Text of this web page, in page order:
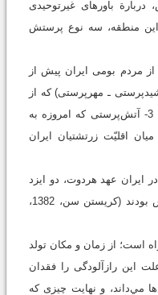
دربارة باورهای غیرتوحیدی
این منطقه، سه نوع پرستش
از مردم بومی ایران پیش از
(خورشیدپرستی ـ مهرپرستی) که از
پس از آمدن آریايیان پدید گشته است؛ 3- آتش‌پرستی که امروزه به
اقلیّت زرتشتیان ایران
ایران عهد هردوت، دو ایزد
«مهر» و «آناهیتا» مورد توجه و پرستش بودند (کریستن سن، 1382،
است؛ از زمان و مکان تولد
این رازآلودگی را فقدان
مي‌داند، و نهایت چیزی که